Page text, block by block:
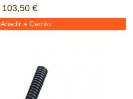
103,50 €
Añadir a Carrito